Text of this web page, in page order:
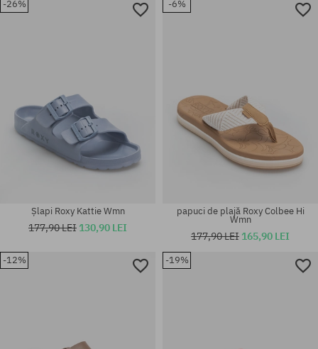
Mărimi existente:
Mărimi existente:
Mărimi existente:
Mărimi existente:
-26%
Șlapi Roxy Kattie Wmn
177,90 LEI 130,90 LEI
-6%
papuci de plajă Roxy Colbee Hi
Wmn
177,90 LEI 165,90 LEI
-12% -19%